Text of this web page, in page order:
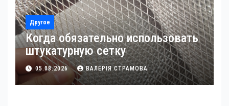
Другое
Когда обязательно использовать
штукатурную сетку
05.08.2026 ВАЛЕРІЯ СТРАМОВА